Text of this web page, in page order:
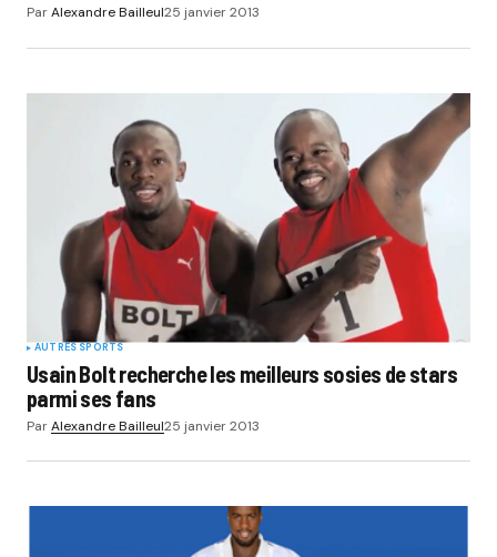
ParAlexandre Bailleul25 janvier 2013
AUTRES SPORTS
Usain Bolt recherche les meilleurs sosies de stars
parmi ses fans
ParAlexandre Bailleul25 janvier 2013